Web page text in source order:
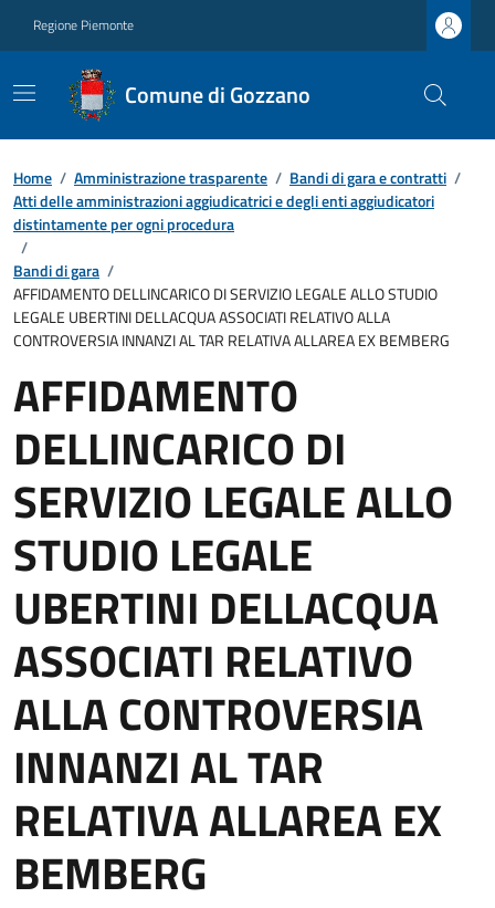
Regione Piemonte
Comune di Gozzano
Home / Amministrazione trasparente / Bandi di gara e contratti /
Atti delle amministrazioni aggiudicatrici e degli enti aggiudicatori
distintamente per ogni procedura
/
Bandi di gara /
AFFIDAMENTO DELLINCARICO DI SERVIZIO LEGALE ALLO STUDIO
LEGALE UBERTINI DELLACQUA ASSOCIATI RELATIVO ALLA
CONTROVERSIA INNANZI AL TAR RELATIVA ALLAREA EX BEMBERG
AFFIDAMENTO
DELLINCARICO DI
SERVIZIO LEGALE ALLO
STUDIO LEGALE
UBERTINI DELLACQUA
ASSOCIATI RELATIVO
ALLA CONTROVERSIA
INNANZI AL TAR
RELATIVA ALLAREA EX
BEMBERG